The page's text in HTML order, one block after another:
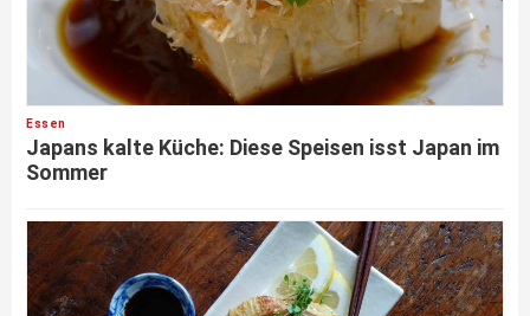
Essen
Japans kalte Küche: Diese Speisen isst Japan im
Sommer